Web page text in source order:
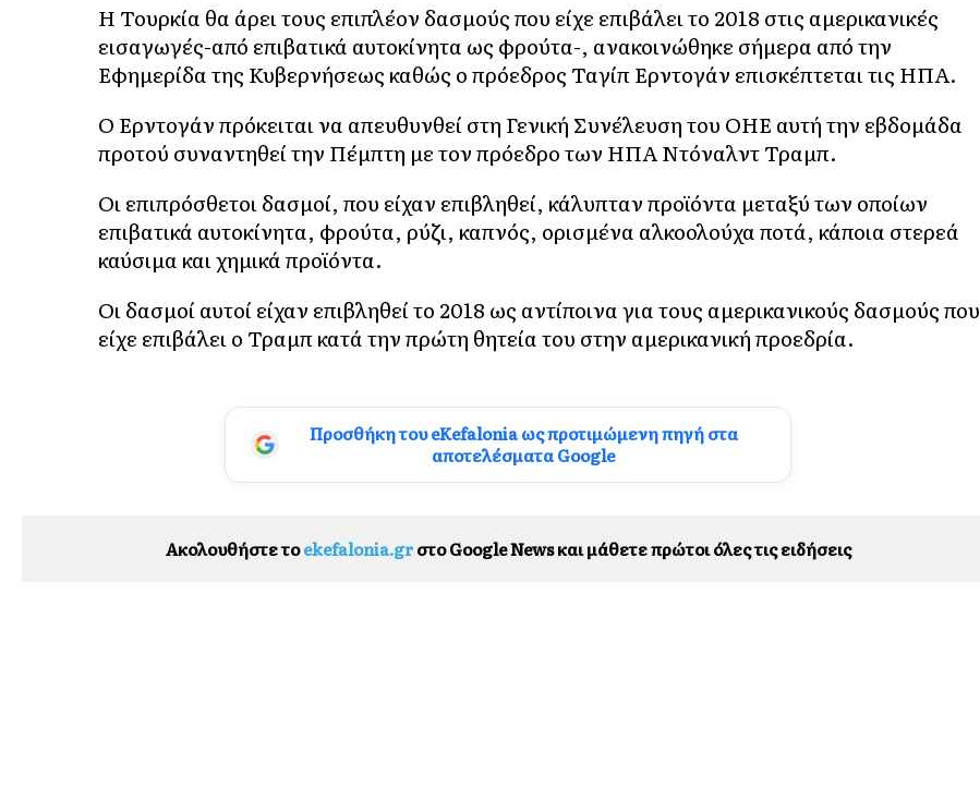
Η Τουρκία θα άρει τους επιπλέον δασμούς που είχε επιβάλει το 2018 στις αμερικανικές
εισαγωγές-από επιβατικά αυτοκίνητα ως φρούτα-, ανακοινώθηκε σήμερα από την
Εφημερίδα της Κυβερνήσεως καθώς ο πρόεδρος Ταγίπ Ερντογάν επισκέπτεται τις ΗΠΑ.
Ο Ερντογάν πρόκειται να απευθυνθεί στη Γενική Συνέλευση του ΟΗΕ αυτή την εβδομάδα
προτού συναντηθεί την Πέμπτη με τον πρόεδρο των ΗΠΑ Ντόναλντ Τραμπ.
Οι επιπρόσθετοι δασμοί, που είχαν επιβληθεί, κάλυπταν προϊόντα μεταξύ των οποίων
επιβατικά αυτοκίνητα, φρούτα, ρύζι, καπνός, ορισμένα αλκοολούχα ποτά, κάποια στερεά
καύσιμα και χημικά προϊόντα.
Οι δασμοί αυτοί είχαν επιβληθεί το 2018 ως αντίποινα για τους αμερικανικούς δασμούς που
είχε επιβάλει ο Τραμπ κατά την πρώτη θητεία του στην αμερικανική προεδρία.
Προσθήκη του eKefalonia ως προτιμώμενη πηγή στα
αποτελέσματα Google
Ακολουθήστε τοekefalonia.grστο Google News και μάθετε πρώτοι όλες τις ειδήσεις